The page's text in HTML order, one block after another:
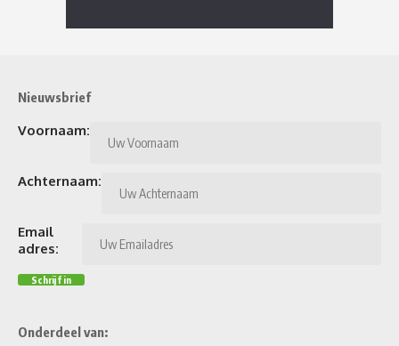
Nieuwsbrief
Voornaam:
Achternaam:
Email
adres:
Onderdeel van: